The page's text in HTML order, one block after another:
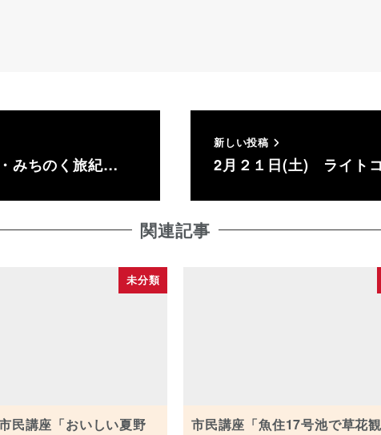
みちのく旅紀…
新しい投稿
2月２１日(土) ライト
関連記事
未分類
民講座「おいしい夏野
市民講座「魚住17号池で草花